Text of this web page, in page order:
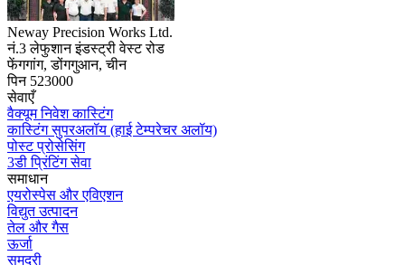
Neway Precision Works Ltd.
नं.3 लेफुशान इंडस्ट्री वेस्ट रोड
फेंगगांग, डोंगगुआन, चीन
पिन 523000
सेवाएँ
वैक्यूम निवेश कास्टिंग
कास्टिंग सुपरअलॉय (हाई टेम्परेचर अलॉय)
पोस्ट प्रोसेसिंग
3डी प्रिंटिंग सेवा
समाधान
एयरोस्पेस और एविएशन
विद्युत उत्पादन
तेल और गैस
ऊर्जा
समुद्री